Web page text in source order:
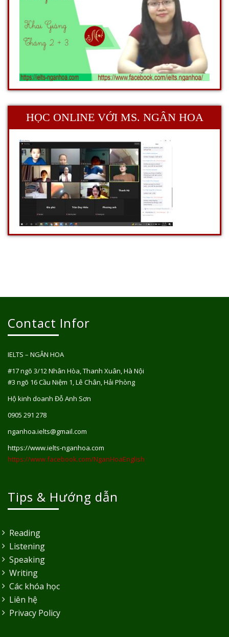
HỌC ONLINE VỚI MS. NGÂN HOA
Contact Infor
IELTS – NGÂN HOA
#17 ngõ 3/12 Nhân Hòa, Thanh Xuân, Hà Nội
#3 ngõ 16 Cầu Niệm 1, Lê Chân, Hải Phòng
Hộ kinh doanh Đỗ Anh Sơn
0905 291 278
nganhoa.ielts@gmail.com
https://www.ielts-nganhoa.com
https://www.facebook.com/NganHoaEnglish
Tips & Hướng dẫn
Reading
Listening
Speaking
Writing
Các khóa học
Liên hệ
Privacy Policy